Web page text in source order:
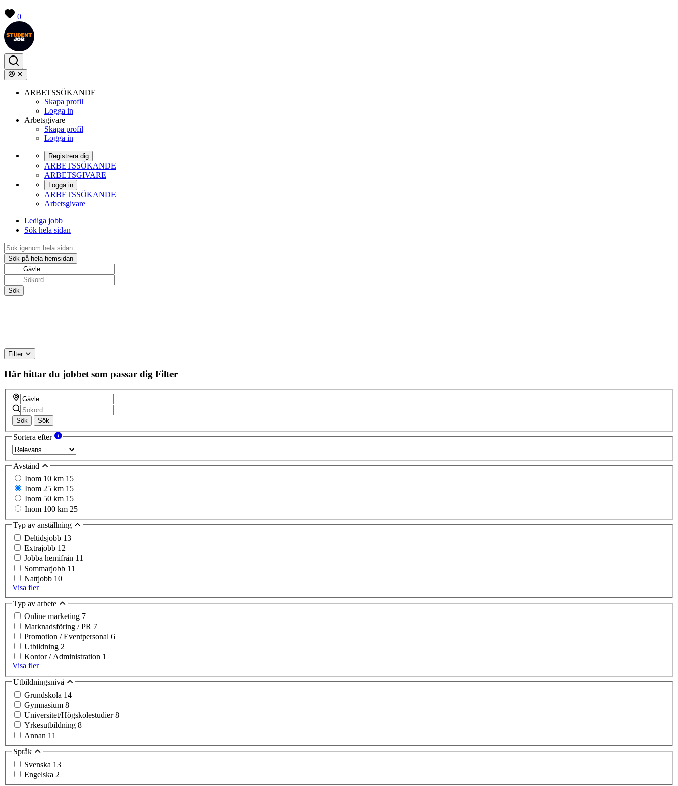
0
ARBETSSÖKANDE
Skapa profil
Logga in
Arbetsgivare
Skapa profil
Logga in
Registrera dig
ARBETSSÖKANDE
ARBETSGIVARE
Logga in
ARBETSSÖKANDE
Arbetsgivare
Lediga jobb
Sök hela sidan
Filter
Här hittar du jobbet som passar dig Filter
Sök Sök
Sortera efter
Avstånd
Inom 10 km 15
Inom 25 km 15
Inom 50 km 15
Inom 100 km 25
Typ av anställning
Deltidsjobb 13
Extrajobb 12
Jobba hemifrån 11
Sommarjobb 11
Nattjobb 10
Visa fler
Typ av arbete
Online marketing 7
Marknadsföring / PR 7
Promotion / Eventpersonal 6
Utbildning 2
Kontor / Administration 1
Visa fler
Utbildningsnivå
Grundskola 14
Gymnasium 8
Universitet/Högskolestudier8
Yrkesutbildning 8
Annan 11
Språk
Svenska 13
Engelska 2